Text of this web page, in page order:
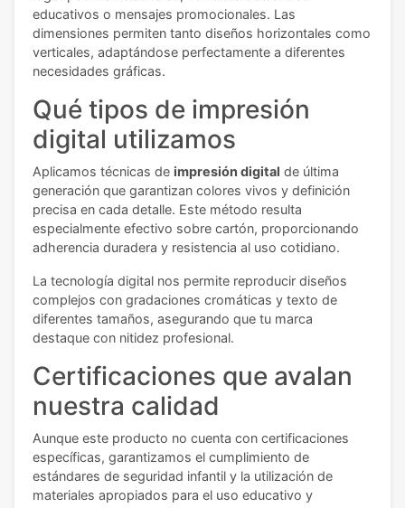
educativos o mensajes promocionales. Las
dimensiones permiten tanto diseños horizontales como
verticales, adaptándose perfectamente a diferentes
necesidades gráficas.
Qué tipos de impresión
digital utilizamos
Aplicamos técnicas de impresión digital de última
generación que garantizan colores vivos y definición
precisa en cada detalle. Este método resulta
especialmente efectivo sobre cartón, proporcionando
adherencia duradera y resistencia al uso cotidiano.
La tecnología digital nos permite reproducir diseños
complejos con gradaciones cromáticas y texto de
diferentes tamaños, asegurando que tu marca
destaque con nitidez profesional.
Certificaciones que avalan
nuestra calidad
Aunque este producto no cuenta con certificaciones
específicas, garantizamos el cumplimiento de
estándares de seguridad infantil y la utilización de
materiales apropiados para el uso educativo y